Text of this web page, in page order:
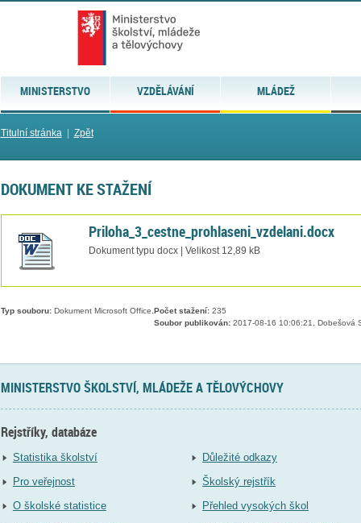
MINISTERSTVO VZDĚLÁVÁNÍ MLÁDEŽ
Titulní stránka| Zpět
DOKUMENT KE STAŽENÍ
Priloha_3_cestne_prohlaseni_vzdelani.docx
Dokument typu docx | Velikost 12,89 kB
Typ souboru:Dokument Microsoft Office. Počet stažení:235
Soubor publikován:2017-08-16 10:06:21, Dobešová
MINISTERSTVO ŠKOLSTVÍ, MLÁDEŽE A TĚLOVÝCHOVY
Rejstříky, databáze
Statistika školství
Pro veřejnost
O školské statistice
Důležité odkazy
Školský rejstřík
Přehled vysokých škol